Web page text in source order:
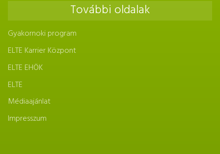
További oldalak
Gyakornoki program
ELTE Karrier Központ
ELTE EHÖK
ELTE
Médiaajánlat
Impresszum